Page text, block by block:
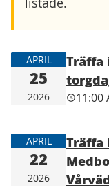
APRIL
25
2026
Träffa
11:00
APRIL
22
2026
Träffa